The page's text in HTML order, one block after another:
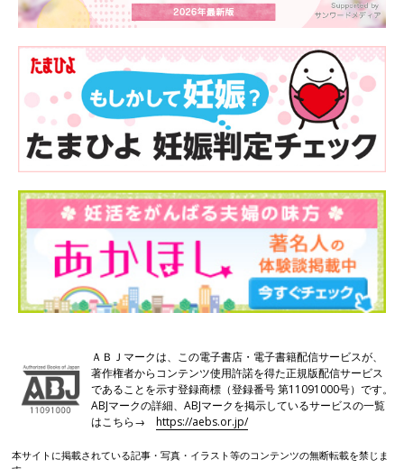
ＡＢＪマークは、この電子書店・電子書籍配信サービスが、
著作権者からコンテンツ使用許諾を得た正規版配信サービス
であることを示す登録商標（登録番号 第11091000号）です。
ABJマークの詳細、ABJマークを掲示しているサービスの一覧
はこちら→https://aebs.or.jp/
本サイトに掲載されている記事・写真・イラスト等のコンテンツの無断転載を禁じま